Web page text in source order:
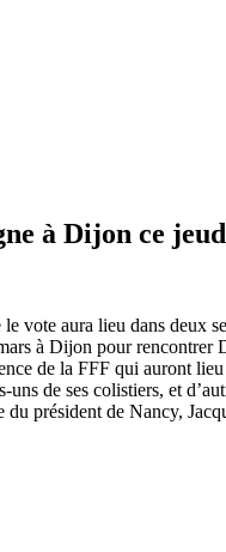
à Dijon ce
vote aura lieu dans
à Dijon pour
de la FFF qui auront
de ses colistiers, et
président de Nancy,